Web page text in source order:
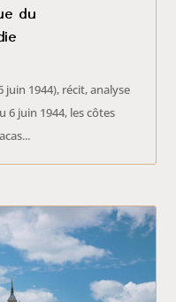
du
1944), récit, analyse
juin 1944, les côtes